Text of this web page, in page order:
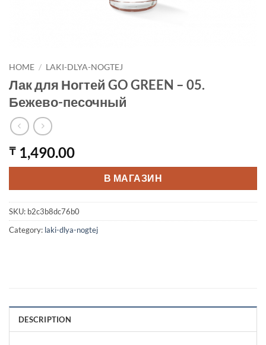
HOME / LAKI-DLYA-NOGTEJ
Лак для Ногтей GO GREEN – 05.
Бежево-песочный
₸ 1,490.00
В МАГАЗИН
SKU: b2c3b8dc76b0
Category: laki-dlya-nogtej
DESCRIPTION